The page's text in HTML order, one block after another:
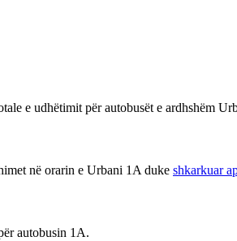
e udhëtimit për autobusët e ardhshëm
në orarin e Urbani 1A duke shkarkuar
autobusin 1A.